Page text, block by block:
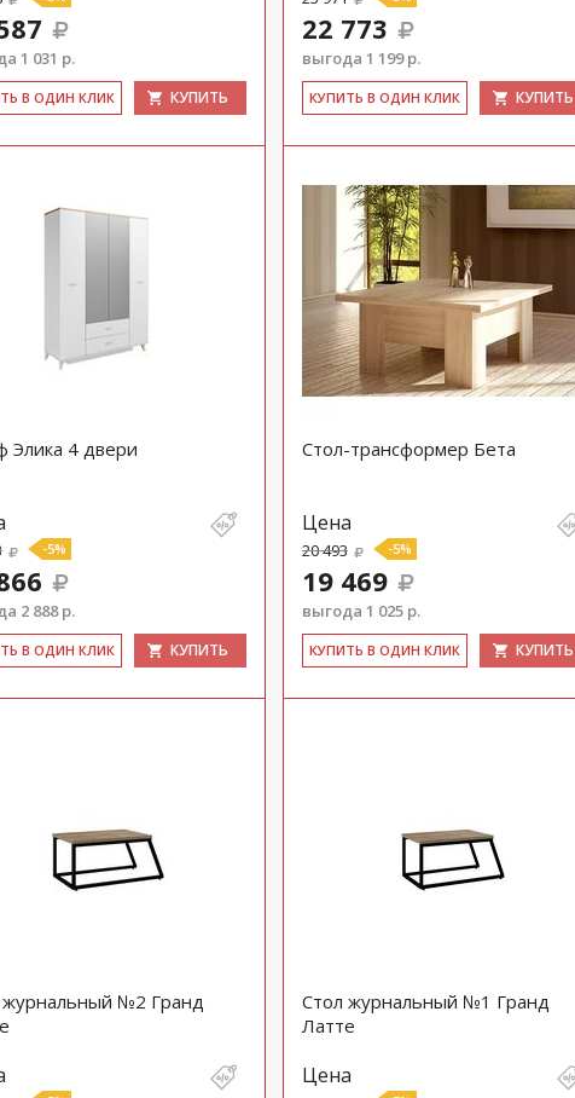
1 031 р.
В ОДИН КЛИК КУПИТЬ
22 773
выгода 1 199 р.
КУ­ПИТЬ В ОДИН КЛИК КУПИТЬ
Элика 4 двери
-5%
2 888 р.
В ОДИН КЛИК КУПИТЬ
Стол-трансформер Бета
Цена
20 493 -5%
19 469
выгода 1 025 р.
КУ­ПИТЬ В ОДИН КЛИК КУПИТЬ
журнальный №2 Гранд
Стол журнальный №1 Гранд
Латте
Цена